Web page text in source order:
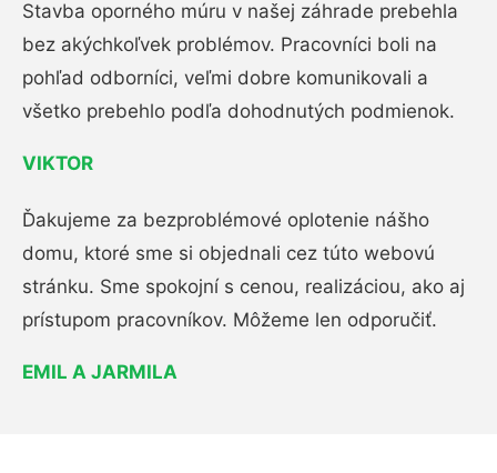
Stavba oporného múru v našej záhrade prebehla
bez akýchkoľvek problémov. Pracovníci boli na
pohľad odborníci, veľmi dobre komunikovali a
všetko prebehlo podľa dohodnutých podmienok.
VIKTOR
Ďakujeme za bezproblémové oplotenie nášho
domu, ktoré sme si objednali cez túto webovú
stránku. Sme spokojní s cenou, realizáciou, ako aj
prístupom pracovníkov. Môžeme len odporučiť.
EMIL A JARMILA